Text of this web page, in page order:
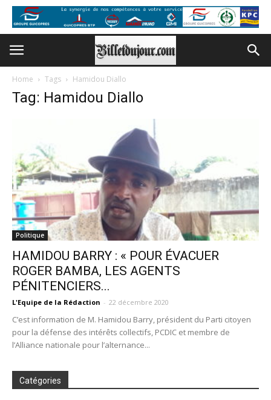
Home Tags Hamidou Diallo
Tag: Hamidou Diallo
Politique
HAMIDOU BARRY : « POUR ÉVACUER
ROGER BAMBA, LES AGENTS
PÉNITENCIERS...
L'Equipe de la Rédaction - 22 décembre 2020
C’est information de M. Hamidou Barry, président du Parti citoyen
pour la défense des intérêts collectifs, PCDIC et membre de
l’Alliance nationale pour l’alternance...
Catégories